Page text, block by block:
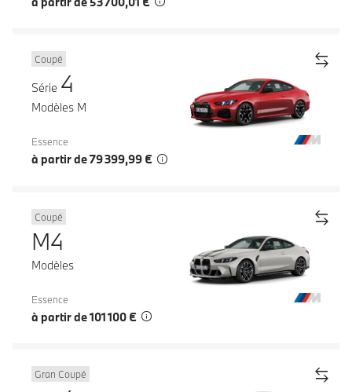
Coupé
Série 4
Modèles M
Essence
à partir de 79 399,99 €
Coupé
M4
Modèles
Essence
à partir de 101 100 €
Gran Coupé